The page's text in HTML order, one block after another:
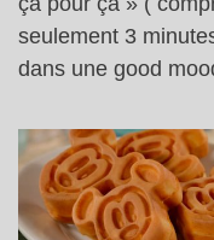
seulement 3
dans une good